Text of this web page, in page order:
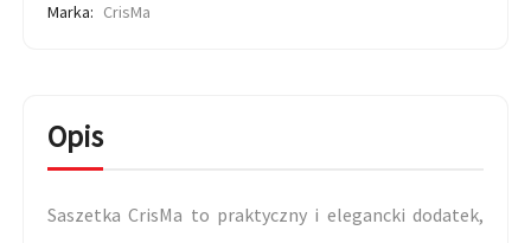
Marka: CrisMa
Opis
Saszetka CrisMa to praktyczny i elegancki dodatek,